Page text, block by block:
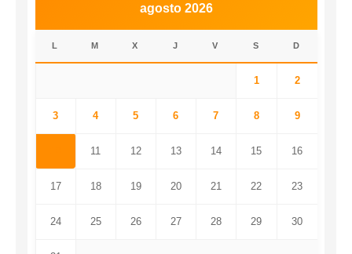
agosto 2026
L M X J V S D
1 2
3 4 5 6 7 8 9
11 12 13 14 15 16
17 18 19 20 21 22 23
24 25 26 27 28 29 30